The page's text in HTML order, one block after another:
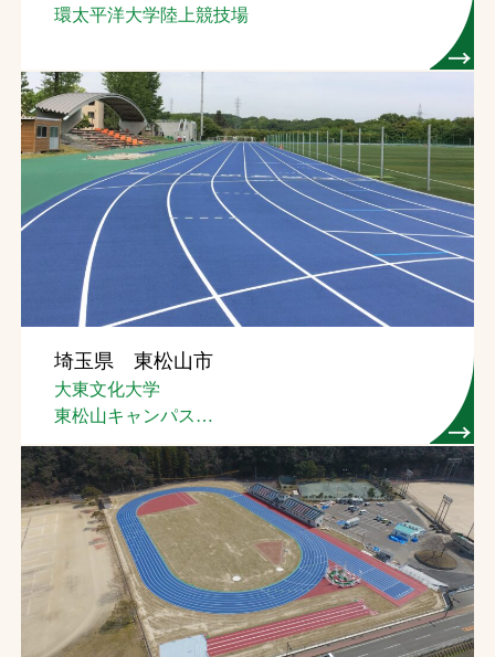
環太平洋大学陸上競技場
埼玉県 東松山市
大東文化大学
東松山キャンパス
総合グラウンド